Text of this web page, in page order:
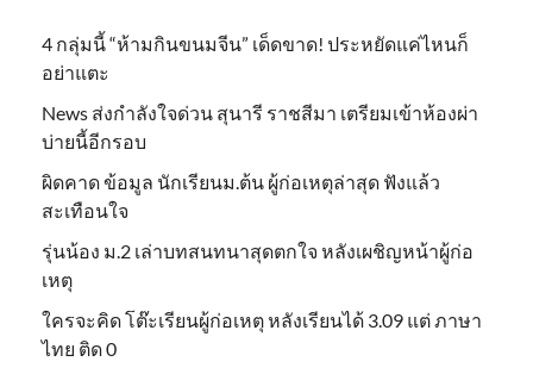
4 กลุ่มนี้ “ห้ามกินขนมจีน” เด็ดขาด! ประหยัดแค่ไหนก็
อย่าแตะ
News ส่งกำลังใจด่วน สุนารี ราชสีมา เตรียมเข้าห้องผ่า
บ่ายนี้อีกรอบ
ผิดคาด ข้อมูล นักเรียนม.ต้น ผู้ก่อเหตุล่าสุด ฟังแล้ว
สะเทือนใจ
รุ่นน้อง ม.2 เล่าบทสนทนาสุดตกใจ หลังเผชิญหน้าผู้ก่อ
เหตุ
ใครจะคิด โต๊ะเรียนผู้ก่อเหตุ หลังเรียนได้ 3.09 แต่ ภาษา
ไทย ติด 0